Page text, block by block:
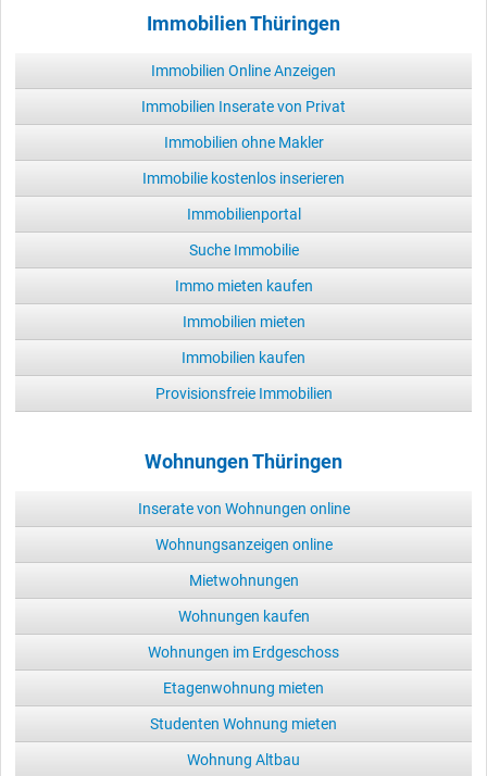
Immobilien Thüringen
Immobilien Online Anzeigen
Immobilien Inserate von Privat
Immobilien ohne Makler
Immobilie kostenlos inserieren
Immobilienportal
Suche Immobilie
Immo mieten kaufen
Immobilien mieten
Immobilien kaufen
Provisionsfreie Immobilien
Wohnungen Thüringen
Inserate von Wohnungen online
Wohnungsanzeigen online
Mietwohnungen
Wohnungen kaufen
Wohnungen im Erdgeschoss
Etagenwohnung mieten
Studenten Wohnung mieten
Wohnung Altbau